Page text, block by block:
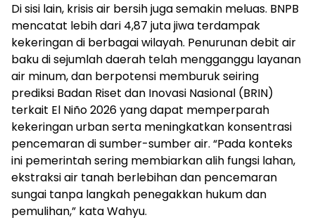
Di sisi lain, krisis air bersih juga semakin meluas. BNPB
mencatat lebih dari 4,87 juta jiwa terdampak
kekeringan di berbagai wilayah. Penurunan debit air
baku di sejumlah daerah telah mengganggu layanan
air minum, dan berpotensi memburuk seiring
prediksi Badan Riset dan Inovasi Nasional (BRIN)
terkait El Niño 2026 yang dapat memperparah
kekeringan urban serta meningkatkan konsentrasi
pencemaran di sumber-sumber air. “Pada konteks
ini pemerintah sering membiarkan alih fungsi lahan,
ekstraksi air tanah berlebihan dan pencemaran
sungai tanpa langkah penegakkan hukum dan
pemulihan,” kata Wahyu.